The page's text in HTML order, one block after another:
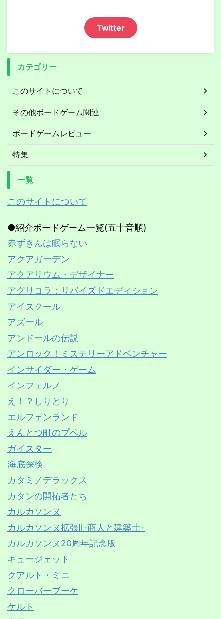
Twitter
カテゴリー
このサイトについて
その他ボードゲーム関連
ボードゲームレビュー
特集
一覧
このサイトについて
●紹介ボードゲーム一覧(五十音順)
赤ずきんは眠らない
アクアガーデン
アクアリウム・デザイナー
アグリコラ：リバイズドエディション
アイスクール
アズール
アンドールの伝説
アンロック！ミステリーアドベンチャー
インサイダー・ゲーム
インフェルノ
え！？しりとり
エルフェンランド
えんとつ町のプペル
ガイスター
海底探検
カタミノデラックス
カタンの開拓者たち
カルカソンヌ
カルカソンヌ拡張Ⅱ-商人と建築士-
カルカソンヌ20周年記念版
キュージェット
クアルト・ミニ
クローバーブーケ
ケルト